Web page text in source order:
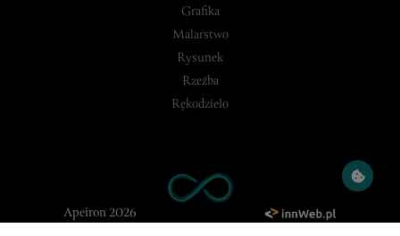
Grafika
Malarstwo
Rysunek
Rzeźba
Rękodzieło
Apeiron 2026